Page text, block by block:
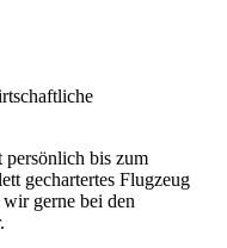
bis zum
gechartertes Flugzeug
gerne bei den